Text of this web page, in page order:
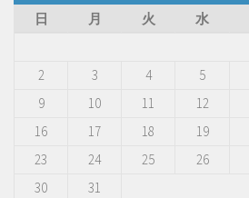
日 月 火 水
2
3 4 5
9
10 11 12
16
17 18 19
23
24 25 26
30
31